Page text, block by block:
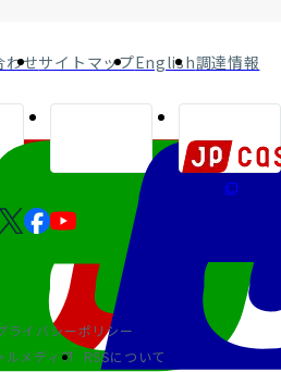
わせサイトマップEnglish調達情報
ライバシーポリシー
ルメディア RSSについて